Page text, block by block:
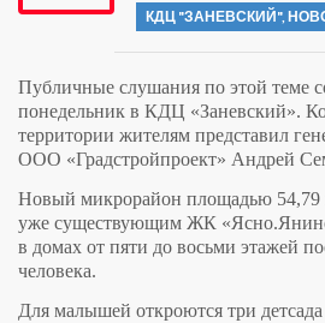
КДЦ "ЗАНЕВСКИЙ",
Публичные слушания по этой теме
понедельник в КДЦ «Заневский».
территории жителям представил
ООО «Градстройпроект» Андрей
Новый микрорайон площадью 54,79
уже существующим ЖК
в домах от пяти до восьми этажей
человека.
Для малышей откроются три